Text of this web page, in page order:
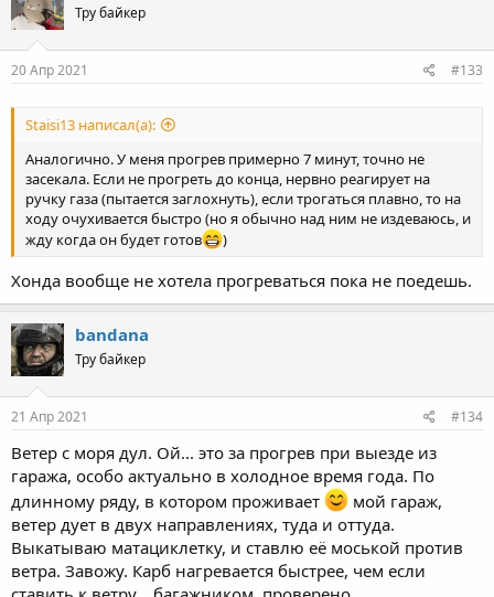
Тру байкер
20 Апр 2021 #133
Staisi13 написал(а):
Аналогично. У меня прогрев примерно 7 минут, точно не
засекала. Если не прогреть до конца, нервно реагирует на
ручку газа (пытается заглохнуть), если трогаться плавно, то на
ходу очухивается быстро (но я обычно над ним не издеваюсь, и
жду когда он будет готов
)
Хонда вообще не хотела прогреваться пока не поедешь.
bandana
Тру байкер
21 Апр 2021 #134
Ветер с моря дул. Ой... это за прогрев при выезде из
гаража, особо актуально в холодное время года. По
длинному ряду, в котором проживает
мой гараж,
ветер дует в двух направлениях, туда и оттуда.
Выкатываю матациклетку, и ставлю её моськой против
ветра. Завожу. Карб нагревается быстрее, чем если